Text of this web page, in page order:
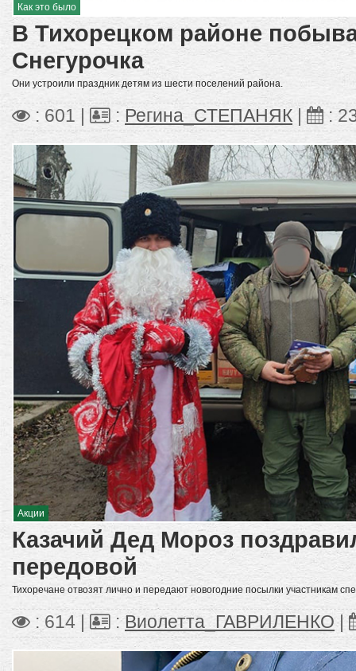
Как это было
В Тихорецком районе
Снегурочка
Они устроили праздник детям из шести поселений района.
: 601 | : Регина_СТЕПАНЯК | :
Акции
Казачий Дед Мороз
передовой
Тихоречане отвозят лично и передают новогодние посылки участникам
: 614 | : Виолетта_ГАВРИЛЕНКО|